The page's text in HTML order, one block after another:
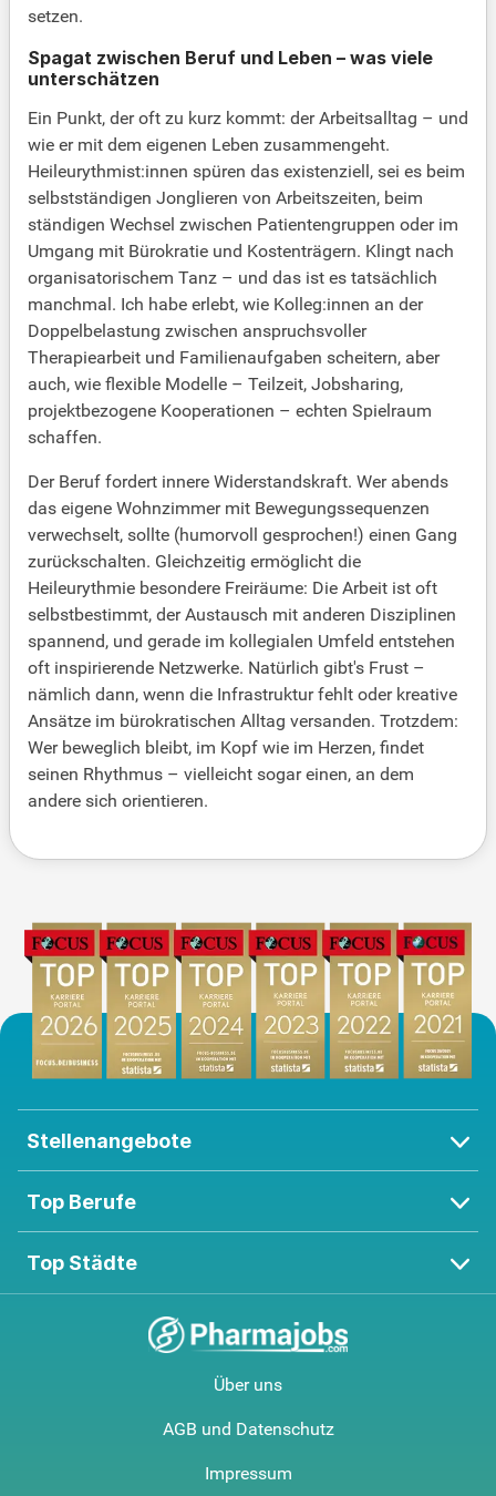
setzen.
Spagat zwischen Beruf und Leben – was viele
unterschätzen
Ein Punkt, der oft zu kurz kommt: der Arbeitsalltag – und
wie er mit dem eigenen Leben zusammengeht.
Heileurythmist:innen spüren das existenziell, sei es beim
selbstständigen Jonglieren von Arbeitszeiten, beim
ständigen Wechsel zwischen Patientengruppen oder im
Umgang mit Bürokratie und Kostenträgern. Klingt nach
organisatorischem Tanz – und das ist es tatsächlich
manchmal. Ich habe erlebt, wie Kolleg:innen an der
Doppelbelastung zwischen anspruchsvoller
Therapiearbeit und Familienaufgaben scheitern, aber
auch, wie flexible Modelle – Teilzeit, Jobsharing,
projektbezogene Kooperationen – echten Spielraum
schaffen.
Der Beruf fordert innere Widerstandskraft. Wer abends
das eigene Wohnzimmer mit Bewegungssequenzen
verwechselt, sollte (humorvoll gesprochen!) einen Gang
zurückschalten. Gleichzeitig ermöglicht die
Heileurythmie besondere Freiräume: Die Arbeit ist oft
selbstbestimmt, der Austausch mit anderen Disziplinen
spannend, und gerade im kollegialen Umfeld entstehen
oft inspirierende Netzwerke. Natürlich gibt's Frust –
nämlich dann, wenn die Infrastruktur fehlt oder kreative
Ansätze im bürokratischen Alltag versanden. Trotzdem:
Wer beweglich bleibt, im Kopf wie im Herzen, findet
seinen Rhythmus – vielleicht sogar einen, an dem
andere sich orientieren.
Stellenangebote
Top Berufe
Top Städte
Über uns
AGB und Datenschutz
Impressum